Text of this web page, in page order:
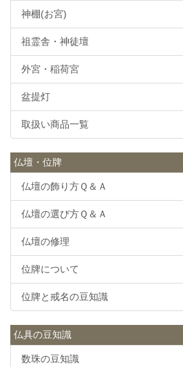
神棚(お宮)
祖霊舎・神徒壇
外宮・稲荷宮
盆提灯
取扱い商品一覧
仏壇・位牌
仏壇の飾り方Ｑ＆Ａ
仏壇の選び方Ｑ＆Ａ
仏壇の修理
位牌について
位牌と戒名の豆知識
仏具の豆知識
数珠の豆知識